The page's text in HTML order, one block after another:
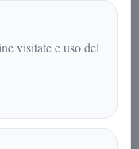
e qualità
visitate e uso del